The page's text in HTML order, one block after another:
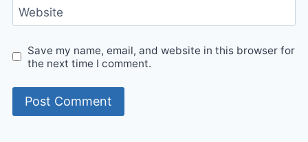
Website
Save my name, email, and website in this browser for
the next time I comment.